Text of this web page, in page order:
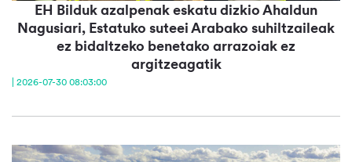
EH Bilduk azalpenak eskatu dizkio Ahaldun
Nagusiari, Estatuko suteei Arabako suhiltzaileak
ez bidaltzeko benetako arrazoiak ez
argitzeagatik
| 2026-07-30 08:03:00